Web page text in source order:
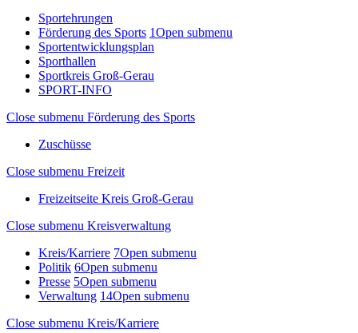
Sportehrungen
Förderung des Sports 1Open submenu
Sportentwicklungsplan
Sporthallen
Sportkreis Groß-Gerau
SPORT-INFO
Close submenu Förderung des Sports
Zuschüsse
Close submenu Freizeit
Freizeitseite Kreis Groß-Gerau
Close submenu Kreisverwaltung
Kreis/Karriere 7Open submenu
Politik 6Open submenu
Presse 5Open submenu
Verwaltung 14Open submenu
Close submenu Kreis/Karriere